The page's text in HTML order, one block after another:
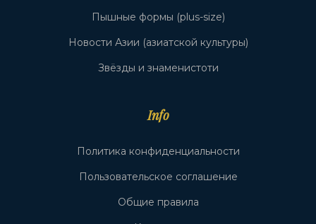
Пышные формы (plus-size)
Новости Азии (азиатской культуры)
Звёзды и знаменистоти
Info
Политика конфиденциальности
Пользовательское соглашение
Общие правила